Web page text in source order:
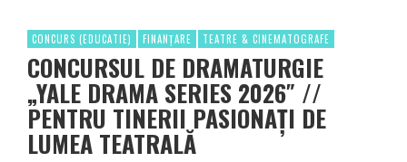
CONCURS (EDUCATIE) FINANȚARE TEATRE & CINEMATOGRAFE
CONCURSUL DE DRAMATURGIE
„YALE DRAMA SERIES 2026″ //
PENTRU TINERII PASIONAȚI DE
LUMEA TEATRALĂ